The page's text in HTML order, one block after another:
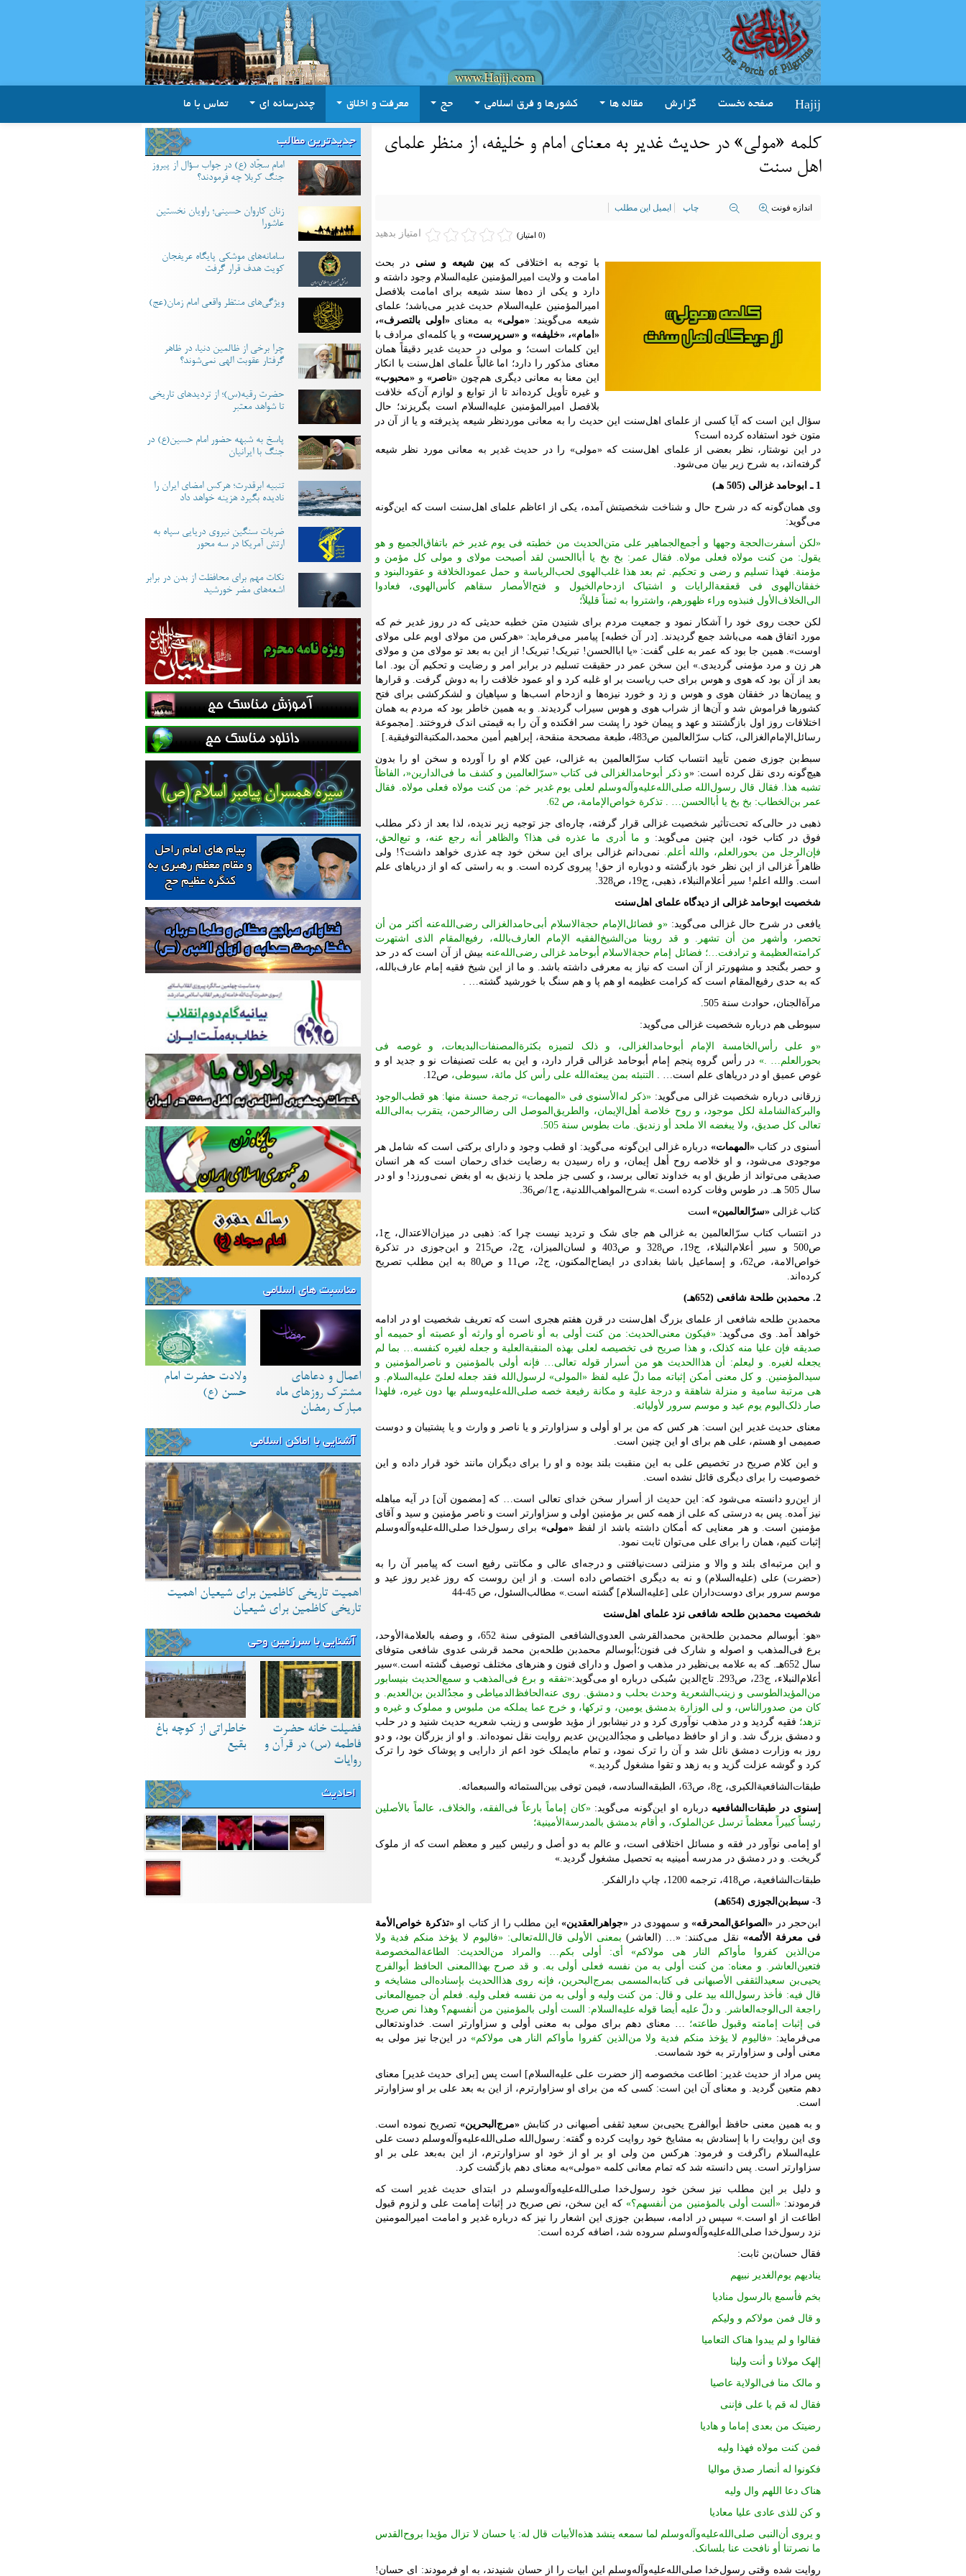
Hajij صفحه نخست گزارش مقاله ها کشورها و فرق اسلامی حج معرفت و اخلاق چندرسانه ای تماس با ما
کلمه «مولی» در حدیث غدیر به معنای امام و خلیفه، از منظر علمای
اهل سنت
اندازه فونت چاپ ایمیل این مطلب
امتیاز بدهید (0 امتیاز)
با توجه به اختلافی که بین شیعه و سنی در بحث
امامت و ولایت امیر‌المؤمنین علیه‌السلام وجود داشته و
دارد و یکی از ده‌ها سند شیعه برای امامت بلافصل
امیر‌المؤمنین علیه‌السلام حدیث غدیر می‌باشد؛ علمای
شیعه می‌گویند:«مولی» به معنای«اولی بالتصرف»،
«امام»، «خلیفه» و «سرپرست» و یا کلمه‌ای مرادف با
این کلمات است؛ و مولی در حدیث غدیر دقیقاً همان
معنای مذکور را دارد؛ اما غالباً علمای اهل‌سنت با انکار
این معنا به معانی دیگری هم‌چون «ناصر»و «محبوب»
و غیره تأویل کرده‌اند تا از توابع و لوازم آن‌که خلافت
بلافصل امیر‌المؤمنین علیه‌السلام است بگریزند؛ حال
سؤال این است که آیا کسی از علمای اهل‌سنت این حدیث را به معانی موردنظر شیعه پذیرفته و یا از آن در
متون خود استفاده کرده است؟
در این نوشتار، نظر بعضی از علمای اهل‌سنت که «مولی» را در حدیث غدیر به معانی مورد نظر شیعه
گرفته‌اند، به شرح زیر بیان می‌شود.
1 ـ ابوحامد غزالی (505 هـ)
وی همان‌گونه که در شرح حال و شناخت شخصیتش آمده، یکی از اعاظم علمای اهل‌سنت است که این‌گونه
می‌گوید:‌
«لکن أسفرت‌الحجة وجهها و أجمع‌الجماهیر علی متن‌الحدیث من خطبته فی یوم غدیر خم باتفاق‌الجمیع و هو
یقول: من کنت مولاه فعلی مولاه. فقال عمر: بخ بخ یا أبا‌الحسن لقد أصبحت مولای و مولی کل مؤمن و
مؤمنة. فهذا تسلیم و رضی و تحکیم. ثم بعد هذا غلب‌الهوی لحب‌الریاسة و حمل عمود‌الخلافة و عقود‌البنود و
خفقان‌الهوی فی قعقعة‌الرایات و اشتباک ازدحام‌الخیول و فتح‌الأمصار سقاهم کأس‌الهوی، فعادوا
‌الی‌الخلاف‌الأول فنبذوه وراء ظهورهم، واشتروا به ثمناً قلیلاً؛
لکن حجت روی خود را آشکار نمود و جمعیت مردم برای شنیدن متن خطبه حدیثی که در روز غدیر خم که
مورد اتفاق همه می‌باشد جمع گردیدند. [در آن خطبه] پیامبر می‌فرماید: «هرکس من مولای اویم علی مولای
اوست». همین جا بود که عمر به علی گفت: «یا ابا‌الحسن! تبریک! تبریک! از این به بعد تو مولای من و مولای
هر زن و مرد مؤمنی گردیدی.» این سخن عمر در حقیقت تسلیم در برابر امر و رضایت و تحکیم آن بود. اما
بعد از آن بود که هوی و هوس برای حب ریاست بر او غلبه کرد و او عمود خلافت را به دوش گرفت. و قرار‌ها
و پیمان‌ها در خفقان هوی و هوس و زد و خورد نیزه‌ها و ازدحام اسب‌ها و سپاهیان و لشکرکشی برای فتح
کشور‌ها فراموش شد و آن‌ها از شراب هوی و هوس سیراب گردیدند. و به همین خاطر بود که مردم به همان
اختلافات روز اول بازگشتند و عهد و پیمان خود را پشت سر افکنده و آن را به قیمتی اندک فروختند. [مجموعة
رسائل‌الإمام‌الغزالی، کتاب سرّ‌العالمین ص483، طبعة مصححة منقحة، إبراهیم أمین محمد،‌المکتبة‌التوفیقیة.]
سبط‌بن جوزی ضمن تأیید انتساب کتاب سرّالعالمین به غزالی، عین کلام او را آورده و سخن او را بدون
هیچ‌گونه ردی نقل کرده است: «و ذکر أبوحامد‌الغزالی فی کتاب «سرّ‌العالمین و کشف ما فی‌الدارین‌«،‌ الفاظاً
تشبه هذا. فقال قال رسول‌الله صلی‌الله‌علیه‌وآله‌وسلم لعلی یوم غدیر خم: من کنت مولاه فعلی مولاه. فقال
عمر بن‌الخطاب: بخ بخ یا أبا‌الحسن… . تذکرة خواص‌الإمامة، ص 62.
ذهبی در حالی‌که تحت‌تأثیر شخصیت غزالی قرار گرفته، چاره‌ای جز توجیه زیر ندیده، لذا بعد از ذکر مطلب
فوق در کتاب خود، این چنین می‌گوید: و ما أدری ما عذره فی هذا؟ والظاهر أنه رجع عنه، و تبع‌الحق،
فإن‌الرجل من بحور‌العلم، والله أعلم. نمی‌دانم غزالی برای این سخن خود چه عذری خواهد داشت؟! ولی
ظاهراً غزالی از این نظر خود بازگشته و دوباره از حق! پیروی کرده است. و به راستی که او از دریا‌های علم
است. والله اعلم! سیر أعلام‌النبلاء، ذهبی، ج19، ص328.
شخصیت ابوحامد غزالی از دیدگاه علمای اهلسنت
یافعی در شرح حال غزالی می‌گوید:«و فضائل‌الإمام حجة‌الاسلام أبی‌حامد‌الغزالی رضی‌الله‌عنه أکثر من أن
تحصر، وأشهر من أن تشهر. و قد روینا من‌الشیخ‌الفقیه ‌الإمام ‌العارف‌بالله، رفیع‌المقام ‌الذی اشتهرت
کرامته‌العظیمة و ترادفت…؛ فضائل إمام حجة‌الاسلام أبوحامد غزالی رضی‌الله‌عنه بیش از آن است که در حد
و حصر بگنجد و مشهورتر از آن است که نیاز به معرفی داشته باشد. و ما از این شیخ فقیه إمام عارف‌بالله،
که به حدی رفیع‌المقام است که کرامت عظیمه او هم پا و هم سنگ با خورشید گشته… .
مرآة‌الجنان، حوادث سنة 505.
سیوطی هم درباره شخصیت غزالی می‌گوید:
«و علی رأس‌الخامسة ‌الإمام أبوحامد‌الغزالی، و ذلک لتمیزه بکثرة‌المصنفات‌البدیعات، و غوصه فی
بحور‌العلم… .» در رأس گروه پنجم إمام أبوحامد غزالی قرار دارد، و این به علت تصنیفات نو و جدید او و
غوص عمیق او در دریاهای علم است… . ‌التنبئه بمن یبعثه‌الله علی رأس کل مائة، سیوطی، ص12.
زرقانی درباره شخصیت غزالی می‌گوید: «ذکر له‌الأسنوی فی «المهمات» ترجمة حسنة منها: هو قطب‌الوجود
والبرکة‌الشاملة لکل موجود، و روح خلاصة أهل‌الإیمان، والطریق‌الموصل‌ الی رضا‌الرحمن، یتقرب به‌الی‌الله
تعالی کل صدیق، ولا یبغضه ‌الا ملحد أو زندیق. مات بطوس سنة 505.
أسنوی در کتاب «المهمات» درباره غزالی این‌گونه می‌گوید: او قطب وجود و دارای برکتی است که شامل هر
موجودی می‌شود، و او خلاصه روح أهل إیمان، و راه رسیدن به رضایت خدای رحمان است که هر انسان
صدیقی می‌تواند از طریق او به خداوند ‌تعالی برسد، و کسی جز ملحد یا زندیق به او بغض نمی‌ورزد! و او در
سال 505 هـ. در طوس وفات کرده است.» شرح‌المواهب‌اللدنیة، ج1/ص36.
کتاب غزالی «سرّالعالمین» ا ست
در انتساب کتاب سرّ‌العالمین به غزالی هم جای شک و تردید نیست چرا که: ذهبی در میزان‌الاعتدال، ج1،
ص500 و سیر أعلام‌النبلاء، ج19، ص328 و ص403 و لسان‌المیزان، ج2، ص215 و‌ ابن‌جوزی در تذکرة
خواص‌الامة، ص62، و إسماعیل باشا بغدادی در ایضاح‌المکنون، ج2، ص11 و ص80 به این مطلب تصریح
کرده‌اند.
2. محمد
بن طلحة شافعی (652هـ)
محمد‌بن طلحه شافعی از علمای بزرگ اهل‌سنت در قرن هفتم هجری است که تعریف شخصیت او در ادامه
خواهد آمد. وی‌ می‌گوید: «فیکون معنی‌الحدیث: من کنت أولی به أو ناصره أو وارثه أو عصبته أو حمیمه أو
صدیقه فإن علیا منه کذلک، و هذا صریح فی تخصیصه لعلی بهذه ‌المنقبة‌العلیة و جعله لغیره کنفسه… بما لم
یجعله لغیره. و لیعلم: أن هذا‌الحدیث هو من أسرار قوله تعالی… فإنه أولی بالمؤمنین و ناصر‌المؤمنین و
سید‌المؤمنین. و کل معنی أمکن إثباته مما دلّ علیه لفظ «المولی» لرسول‌الله فقد جعله لعلیّ علیه‌السلام. و
هی مرتبة سامیة و منزلة شاهقة و درجة علیة و مکانة رفیعة خصه صلی‌الله‌علیه‌وسلم بها دون غیره، فلهذا
صار ذلک‌الیوم یوم عید و موسم سرور لأولیائه.
معنای حدیث غدیر این است: هر کس که من بر او أولی و سزاوارتر و یا ناصر و وارث و یا پشتیبان و دوست
صمیمی او هستم، علی هم برای او این چنین است.
و این کلام صریح در تخصیص علی به این منقبت بلند بوده و او را برای دیگران مانند خود قرار داده و این
خصوصیت را برای دیگری قائل نشده است.
از این‌رو دانسته می‌شود که: این حدیث از أسرار سخن خدای تعالی است… که [مضمون آن] در آیه مباهله
نیز آمده. پس به درستی که علی از همه کس بر مؤمنین اولی و سزاوارتر است و ناصر مؤمنین و سید و آقای
مؤمنین است. و هر معنایی که أمکان داشته باشد از لفظ«مولی» برای رسول‌خدا صلی‌الله‌علیه‌وآله‌وسلم
إثبات کنیم، همان را برای علی می‌توان ثابت نمود.
و این مرتبه‌ای بلند و والا و منزلتی دست‌نیافتنی و درجه‌ای عالی و مکانتی رفیع است که پیامبر آن را به
(حضرت) علی (علیه‌السلام)‌ و نه به دیگری اختصاص داده است. و از این روست که روز غدیر روز عید و
موسم سرور برای دوست‌داران علی [علیه‌السلام‌] گشته است.» مطالب‌السئول، ص 45-44
شخصیت محمدبن طلحه شافعی نزد علمای اهلسنت
«هو: أبوسالم محمد‌بن طلحة‌بن محمد‌القرشی ‌العدوی‌الشافعی ‌المتوفی سنة 652، و وصفه بالعلامة‌الأوحد،
برع فی‌المذهب و اصوله و شارک فی فنون؛أبوسالم محمد‌بن طلحه‌بن محمد قرشی عدوی شافعی متوفای
سال 652هـ. که به علامه بی‌نظیر در مذهب و اصول و دارای فنون و هنر‌های مختلف توصیف گشته است.»سیر
أعلام‌النبلاء، ج23، ص293. تاج‌الدین سُبکی درباره او می‌گوید:
«تفقه و برع فی‌المذهب و سمع‌الحدیث بنیسابور
من‌المؤید‌الطوسی و زینب‌الشعریة وحدث بحلب و دمشق. روی عنه‌الحافظ‌الدمیاطی و مجدُ‌الدین بن‌العدیم. و
کان من صدور‌الناس، و لی ‌الوزارة بدمشق یومین، و ترکها، و خرج عما یملکه من ملبوس و مملوک و غیره و
تزهد؛ فقیه گردید و در مذهب نوآوری کرد و در نیشابور از مؤید طوسی و زینب شعریه حدیث شنید و در حلب
و دمشق بزرگ شد. و از او حافظ دمیاطی و مجدُ‌الدین‌بن عدیم روایت نقل نمو‌ده‌اند. و او از بزرگان بود، و دو
روز به وزارت دمشق نائل شد و آن را ترک نمود، و تمام مایملک خود اعم از دارایی و پوشاک خود را ترک
کرد و گوشه عزلت گزید و به زهد و تقوا مشغول گردید.»
طبقات‌الشافعیة‌الکبری، ج8، ص63،‌ الطبقه‌السادسه، فیمن توفی بین‌الستمائه والسبعمائه.
إسنوی در طبقات‌الشافعیه درباره او این‌گونه می‌گوید:«کان إماماً بارعاً فی‌الفقه، والخلاف، عالماً بالأصلین
رئیساً کبیراً معظماً ترسل عن‌الملوک، و أقام بدمشق بالمدرسة‌الأمینیة؛
او إمامی نوآور در فقه و مسائل اختلافی است، و عالم به دو أصل و رئیس کبیر و معظم است که از ملوک
گریخت. و در دمشق در مدرسه أمینیه به تحصیل مشغول گردید.»
طبقات‌الشافعیة، ص418، ترجمه 1200، چاپ دار‌الفکر.
3- سبط
بن الجوزی (654هـ)
ابن‌حجر در «الصواعق‌المحرقه»و سمهودی در «جواهر‌العقدین»این مطلب را از کتاب او«تذکرة خواص‌الأمة
فی معرفة ‌الأئمه» نقل می‌کنند: «… (العاشر) بمعنی ‌الأولی قال‌الله‌تعالی: «فالیوم لا یؤخذ منکم فدیة ولا
من‌الذین کفروا مأواکم ‌النار هی مولاکم» أی: أولی بکم… والمراد من‌الحدیث: ‌الطاعة‌المخصوصة
فتعین‌العاشر. و معناه: من کنت أولی به من نفسه فعلی أولی به. و قد صرح بهذا‌المعنی ‌الحافظ أبو‌الفرج
یحیی‌بن سعید‌الثقفی ‌الأصبهانی فی کتابه‌المسمی بمرج‌البحرین، فإنه روی هذا‌الحدیث بإسناده‌الی مشایخه و
قال فیه: فأخذ رسول‌الله بید علی و قال: من کنت ولیه و أولی به من نفسه فعلی ولیه. فعلم أن جمیع‌المعانی
راجعة‌ الی‌الوجه‌العاشر. و دلّ علیه أیضا قوله علیه‌السلام: ‌الست أولی بالمؤمنین من أنفسهم؟ وهذا نص صریح
فی إثبات إمامته وقبول طاعته؛ … معنای دهم برای مولی به معنی أولی و سزاوارتر است. خداوند‌تعالی
می‌فرماید: «فالیوم لا یؤخذ منکم فدیة ولا من‌الذین کفروا مأواکم‌ النار هی مولاکم» در این‌جا نیز مولی به
معنی أولی و سزاوارتر به خود شماست.
پس مراد از حدیث غدیر: اطاعت مخصوصه [از حضرت علی علیه‌السلام‌] است پس [برای حدیث غدیر] معنای
دهم متعین گردید. و معنای آن این است: کسی که من برای او سزاوارترم، از این به بعد علی بر او سزاوارتر
است.
و به همین معنی حافظ أبو‌الفرج یحیی‌بن سعید ثقفی أصبهانی در کتابش «مرج‌البحرین» تصریح نموده است.
وی این روایت را با إسنادش به مشایخ خود روایت کرده و گفته: رسول‌الله صلی‌الله‌علیه‌وآله‌وسلم دست علی
علیه‌السلام راگرفت و فرمود: هرکس من ولی او بر او از خود او سزاوارترم، از این به‌بعد علی بر او
سزاوارتر است. پس دانسته شد که تمام معانی کلمه «مولی»به معنای دهم بازگشت کرد.
و دلیل بر این مطلب نیز سخن خود رسول‌خدا صلی‌الله‌علیه‌وآله‌وسلم در ابتدای حدیث غدیر است که
فرمودند: «ألست أولی بالمؤمنین من أنفسهم؟» که این سخن، نص صریح در إثبات إمامت علی و لزوم قبول
اطاعت از او است.» سپس در ادامه، سبط‌بن جوزی این اشعار را نیز که درباره غدیر و امامت امیرالمومنین
نزد رسول‌خدا صلی‌الله‌علیه‌وآله‌وسلم سروده شد، اضافه کرده است:
فقال حسان‌بن ثابت:
ینادیهم یوم‌الغدیر نبیهم
بخم فأسمع بالرسول منادیا
و قال فمن مولاکم و ولیکم
فقالوا و لم یبدوا هناک ‌التعامیا
إلهک مولانا و أنت ولینا
و مالک منا فی‌الولایة عاصیا
فقال له قم یا علی فإننی
رضیتک من بعدی إماما و هادیا
فمن کنت مولاه فهذا ولیه
فکونوا له أنصار صدق موالیا
هناک دعا ‌اللهم وال ولیه
و کن للذی عادی علیا معادیا
و یروی أن‌النبی صلی‌الله‌علیه‌وآله‌وسلم لما سمعه ینشد هذه‌الأبیات قال له: یا حسان لا تزال مؤیدا بروح‌القدس
ما نصرتنا أو نافحت عنا بلسانک.
روایت شده وقتی رسول‌خدا صلی‌الله‌علیه‌وآله‌وسلم این ابیات را از حسان شنیدند، به او فرمودند: ای حسان!
جدیدترین مطالب
امام سجّاد (ع) در جواب سؤال از پیروز
جنگ کربلا چه فرمودند؟
زنان کاروان حسینی؛ راویان نخستین
عاشورا
سامانه‌های موشکی پایگاه عریفجان
کویت هدف قرار گرفت
ویژگی‌های منتظر واقعی امام زمان(عج)
چرا برخی از ظالمین دنیا، در ظاهر
گرفتار عقوبت الهی نمی‌شوند؟
حضرت رقیه(س)؛ از تردیدهای تاریخی
تا شواهد معتبر
پاسخ به شبهه حضور امام حسین(ع) در
جنگ با ایرانیان
تنبیه ابرقدرت؛ هرکس امضای ایران را
نادیده بگیرد هزینه خواهد داد
ضربات سنگین نیروی دریایی سپاه به
ارتش آمریکا در سه محور
نکات مهم برای محافظت از بدن در برابر
اشعه‌های مضر خورشید
مناسبت های اسلامی
اعمال و دعاهای
مشترک روزهای ماه
مبارک رمضان
ولادت حضرت امام
حسن (ع)
آشنایی با اماکن اسلامی
اهمیت تاریخی کاظمین برای شیعیان اهمیت
تاریخی کاظمین برای شیعیان
آشنایی با سرزمین وحی
فضیلت خانه حضرت
فاطمه (س) در قرآن و
روایات
خاطراتی از کوچه باغ
بقیع
احادیث